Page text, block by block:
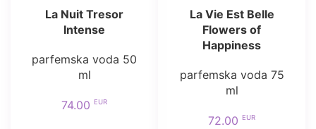
La Nuit Tresor
Intense
parfemska voda 50
ml
74.00 EUR
La Vie Est Belle
Flowers of
Happiness
parfemska voda 75
ml
72.00 EUR